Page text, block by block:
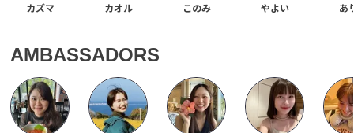
カズマ カオル このみ やよい あ
AMBASSADORS